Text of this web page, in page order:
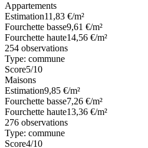
Appartements
Estimation11,83 €/m²
Fourchette basse9,61 €/m²
Fourchette haute14,56 €/m²
254 observations
Type: commune
Score5/10
Maisons
Estimation9,85 €/m²
Fourchette basse7,26 €/m²
Fourchette haute13,36 €/m²
276 observations
Type: commune
Score4/10